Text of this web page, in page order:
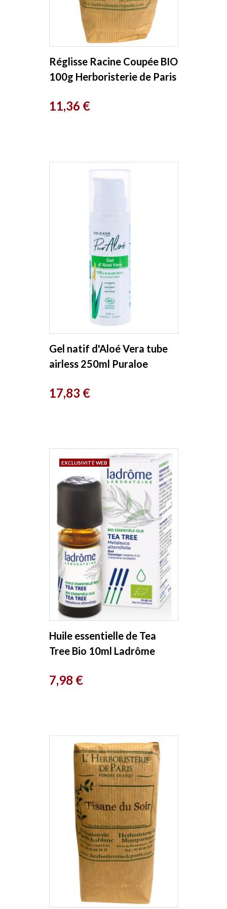
Réglisse Racine Coupée BIO
100g Herboristerie de Paris
Prix
11,36 €
Gel natif d'Aloé Vera tube
airless 250ml Puraloe
Prix
17,83 €
Huile essentielle de Tea
Tree Bio 10ml Ladrôme
Prix
7,98 €
EXCLUSIVITÉ WEB